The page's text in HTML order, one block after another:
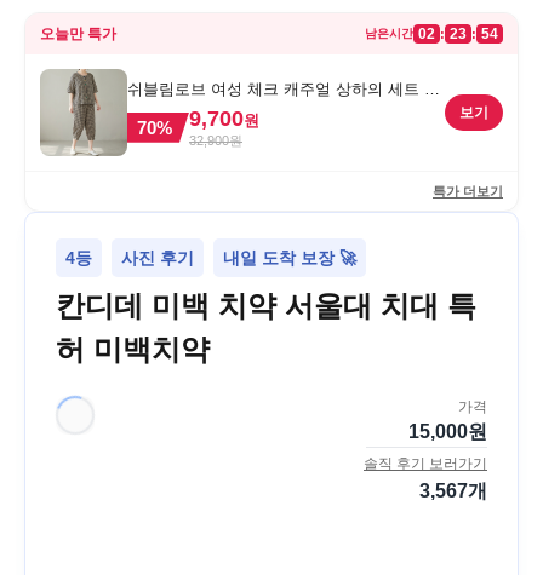
오늘만 특가 남은시간 02 : 23 : 54
쉬블림로브 여성 체크 캐주얼 상하의 세트 안
드리 GW1780, FREE, 1세트
70% 9,700원
32,900원
보기
특가 더보기
4등 사진 후기 내일 도착 보장 🚀
칸디데 미백 치약 서울대 치대 특
허 미백치약
가격
15,000원
솔직 후기 보러가기
3,567개